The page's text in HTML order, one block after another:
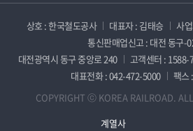
상호 : 한국철도공사 대표자 : 김태승
사
통신판매업신고 : 대전 동구-
대전광역시 동구 중앙로 240
고객센터 : 1588-
대표전화 : 042-472-5000
팩스
COPYRIGHT ⓒ KOREA RAILROAD.
계열사